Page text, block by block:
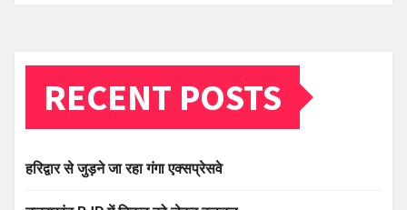
RECENT POSTS
हरिद्वार से जुड़ने जा रहा गंगा एक्सप्रेसवे